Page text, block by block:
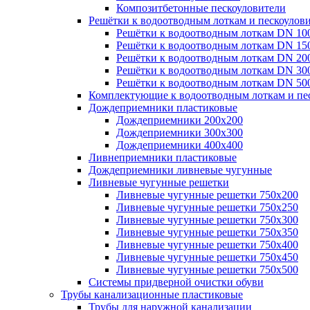
Композитбетонные пескоуловители
Решётки к водоотводным лоткам и
Решётки к водоотводным лоткам DN
Решётки к водоотводным лоткам DN
Решётки к водоотводным лоткам DN
Решётки к водоотводным лоткам DN
Решётки к водоотводным лоткам DN
Комплектующие к водоотводным лоткам и
Дождеприемники пластиковые
Дождеприемники 200х200
Дождеприемники 300х300
Дождеприемники 400х400
Ливнеприемники пластиковые
Дождеприемники ливневые чугунные
Ливневые чугунные решетки
Ливневые чугунные решетки 750х200
Ливневые чугунные решетки 750х250
Ливневые чугунные решетки 750х300
Ливневые чугунные решетки 750х350
Ливневые чугунные решетки 750х400
Ливневые чугунные решетки 750х450
Ливневые чугунные решетки 750х500
Системы придверной очистки обуви
Трубы канализационные пластиковые
Трубы для наружной канализации